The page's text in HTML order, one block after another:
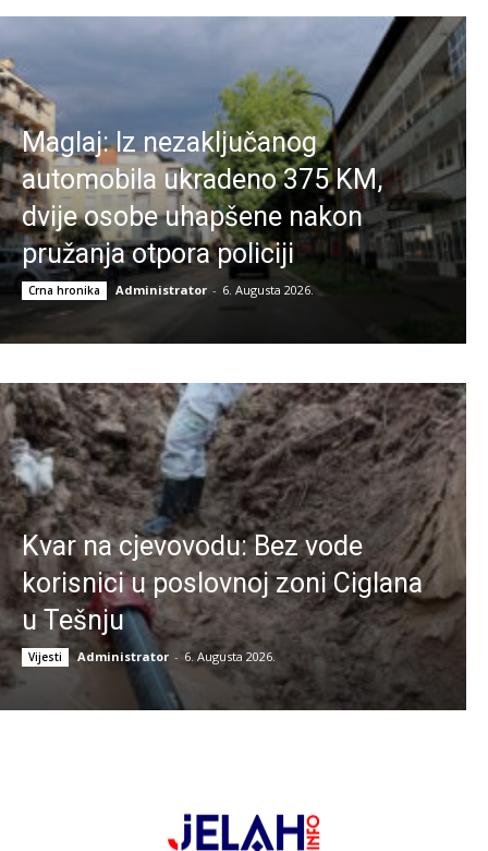
Maglaj: Iz nezaključanog
automobila ukradeno 375 KM,
dvije osobe uhapšene nakon
pružanja otpora policiji
Crna hronika Administrator - 6. Augusta 2026.
Kvar na cjevovodu: Bez vode
korisnici u poslovnoj zoni Ciglana
u Tešnju
Vijesti Administrator - 6. Augusta 2026.